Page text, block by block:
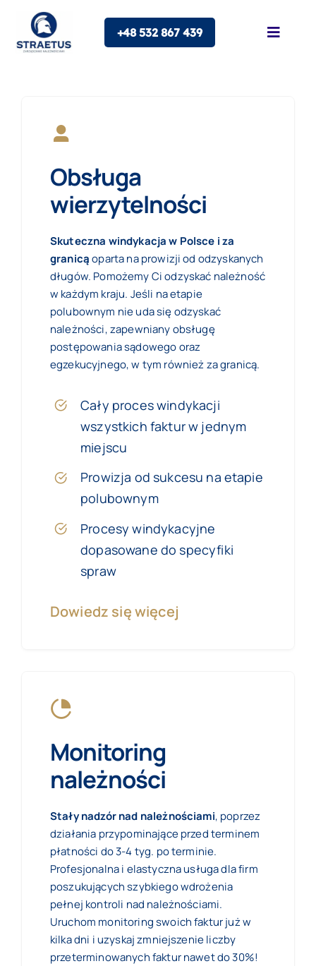
content
+48 532 867 439
Toggle
Franczyza
Kontakt
Obsługa
wierzytelności
Skuteczna windykacja w Polsce i za
granicąoparta na prowizji od odzyskanych
długów. Pomożemy Ci odzyskać należność
w każdym kraju. Jeśli na etapie
polubownym nie uda się odzyskać
należności, zapewniany obsługę
postępowania sądowego oraz
egzekucyjnego, w tym również za granicą.
Cały proces windykacji
wszystkich faktur w jednym
miejscu
Prowizja od sukcesu na etapie
polubownym
Procesy windykacyjne
dopasowane do specyfiki
spraw
Dowiedz się więcej
Monitoring
należności
Stały nadzór nad należnościami, poprzez
działania przypominające przed terminem
płatności do 3-4 tyg. po terminie.
Profesjonalna i elastyczna usługa dla firm
poszukujących szybkiego wdrożenia
pełnej kontroli nad należnościami.
Uruchom monitoring swoich faktur już w
kilka dni i uzyskaj zmniejszenie liczby
przeterminowanych faktur nawet do 30%!